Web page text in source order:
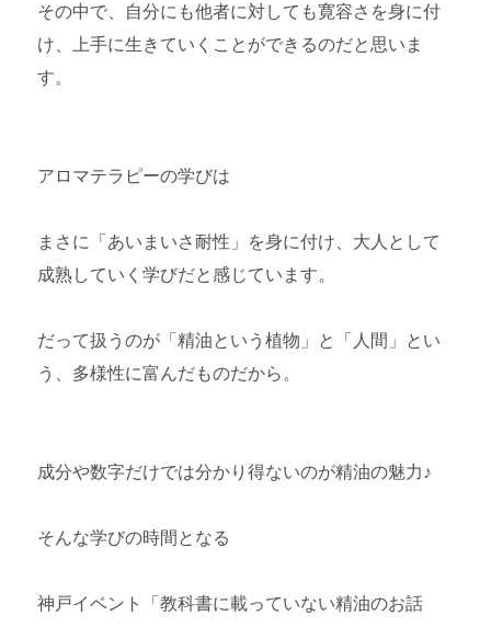
その中で、自分にも他者に対しても寛容さを身に付
け、上手に生きていくことができるのだと思いま
す。
アロマテラピーの学びは
まさに「あいまいさ耐性」を身に付け、大人として
成熟していく学びだと感じています。
だって扱うのが「精油という植物」と「人間」とい
う、多様性に富んだものだから。
成分や数字だけでは分かり得ないのが精油の魅力♪
そんな学びの時間となる
神戸イベント「教科書に載っていない精油のお話